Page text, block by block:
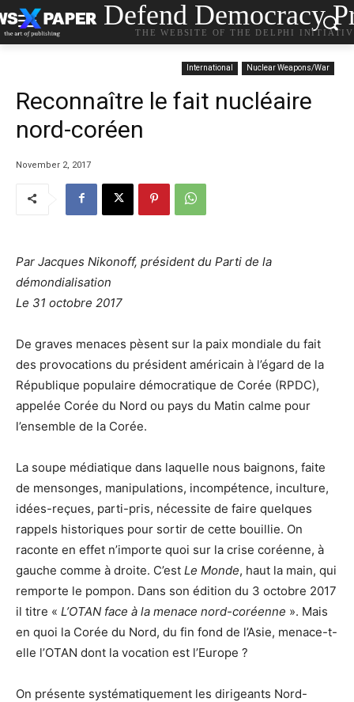
Defend Democracy
THE WEBSITE OF THE DELPHI
International Nuclear Weapons/War
Reconnaître le fait nucléaire
nord-coréen
November 2, 2017
Par Jacques Nikonoff, président du Parti de la
démondialisation
Le 31 octobre 2017
De graves menaces pèsent sur la paix mondiale du fait
des provocations du président américain à l’égard de la
République populaire démocratique de Corée (RPDC),
appelée Corée du Nord ou pays du Matin calme pour
l’ensemble de la Corée.
La soupe médiatique dans laquelle nous baignons, faite
de mensonges, manipulations, incompétence, inculture,
idées-reçues, parti-pris, nécessite de faire quelques
rappels historiques pour sortir de cette bouillie. On
raconte en effet n’importe quoi sur la crise coréenne, à
gauche comme à droite. C’est Le Monde, haut la main, qui
remporte le pompon. Dans son édition du 3 octobre 2017
il titre « L’OTAN face à la menace nord-coréenne ». Mais
en quoi la Corée du Nord, du fin fond de l’Asie, menace-t-
elle l’OTAN dont la vocation est l’Europe ?
On présente systématiquement les dirigeants Nord-